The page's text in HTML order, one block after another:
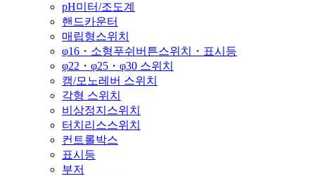
pH미터/조도계
핸드카운터
매립형스위치
φ16・소형푸쉬버튼스위치・표시등
φ22・φ25・φ30 스위치
캠/모노레버 스위치
각형 스위치
비상정지스위치
터치리스스위치
컨트롤박스
표시등
부저